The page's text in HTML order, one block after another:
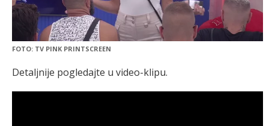
FOTO: TV PINK PRINTSCREEN
Detaljnije pogledajte u video-klipu.